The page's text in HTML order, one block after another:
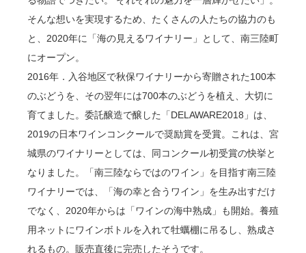
そんな想いを実現するため、たくさんの人たちの協力のも
と、2020年に「海の見えるワイナリー」として、南三陸町
にオープン。
2016年．入谷地区で秋保ワイナリーから寄贈された100本
のぶどうを、その翌年には700本のぶどうを植え、大切に
育てました。委託醸造で醸した「DELAWARE2018」は、
2019の日本ワインコンクールで奨励賞を受賞。これは、宮
城県のワイナリーとしては、同コンクール初受賞の快挙と
なりました。「南三陸ならではのワイン」を目指す南三陸
ワイナリーでは、「海の幸と合うワイン」を生み出すだけ
でなく、2020年からは「ワインの海中熟成」も開始。養殖
用ネットにワインボトルを入れて牡蠣棚に吊るし、熟成さ
れるもの。販売直後に完売したそうです。